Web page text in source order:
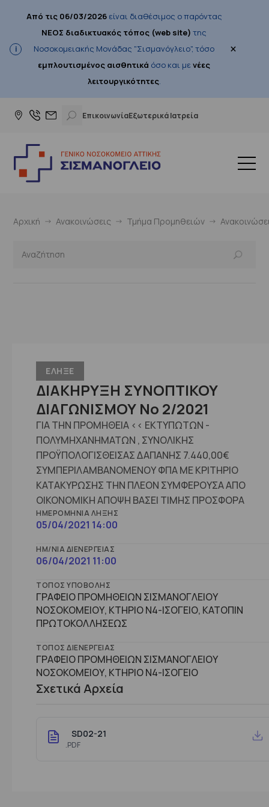
Από τις 06/03/2026είναι διαθέσιμος ο παρόντας
ΝΕΟΣ διαδικτυακός τόπος (web site) της
Νοσοκομειακής Μονάδας "Σισμανόγλειο", τόσο
εμπλουτισμένος αισθητικά όσο και μενέες
λειτουργικότητες.
×
ΕπικοινωνίαΕξωτερικά Ιατρεία
Αρχική Ανακοινώσεις Τμήμα Προμηθειών
ΕΛΗΞΕ
ΔΙΑΚΗΡΥΞΗ ΣΥΝΟΠΤΙΚΟΥ
ΔΙΑΓΩΝΙΣΜΟΥ No 2/2021
ΓΙΑ ΤΗΝ ΠΡΟΜΗΘΕΙΑ << ΕΚΤΥΠΩΤΩΝ -
ΠΟΛΥΜΗΧΑΝΗΜΑΤΩΝ , ΣΥΝΟΛΙΚΗΣ
ΠΡΟΫΠΟΛΟΓΙΣΘΕΙΣΑΣ ΔΑΠΑΝΗΣ 7.440,00€
ΣΥΜΠΕΡΙΛΑΜΒΑΝΟΜΕΝΟΥ ΦΠΑ ΜΕ ΚΡΙΤΗΡΙΟ
ΚΑΤΑΚΥΡΩΣΗΣ ΤΗΝ ΠΛΕΟΝ ΣΥΜΦΕΡΟΥΣΑ ΑΠΟ
ΟΙΚΟΝΟΜΙΚΗ ΑΠΟΨΗ ΒΑΣΕΙ ΤΙΜΗΣ ΠΡΟΣΦΟΡΑ
ΗΜΕΡΟΜΗΝΊΑ ΛΉΞΗΣ
05/04/2021 14:00
ΗΜ/ΝΊΑ ΔΙΕΝΈΡΓΕΙΑΣ
06/04/2021 11:00
ΤΌΠΟΣ ΥΠΟΒΟΛΉΣ
ΓΡΑΦΕΙΟ ΠΡΟΜΗΘΕΙΩΝ ΣΙΣΜΑΝΟΓΛΕΙΟΥ
ΝΟΣΟΚΟΜΕΙΟΥ, ΚΤΗΡΙΟ Ν4-ΙΣΟΓΕΙΟ, ΚΑΤΟΠΙΝ
ΠΡΩΤΟΚΟΛΛΗΣΕΩΣ
ΤΌΠΟΣ ΔΙΕΝΈΡΓΕΙΑΣ
ΓΡΑΦΕΙΟ ΠΡΟΜΗΘΕΙΩΝ ΣΙΣΜΑΝΟΓΛΕΙΟΥ
ΝΟΣΟΚΟΜΕΙΟΥ, ΚΤHΡΙΟ Ν4-ΙΣΟΓΕΙΟ
Σχετικά Αρχεία
SD02-21
.PDF